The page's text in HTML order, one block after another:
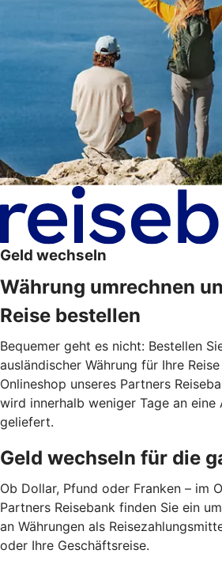
Geld wechseln
Währung umrechnen
Reise bestellen
Bequemer geht es nicht: Bestellen
ausländischer Währung für Ihre
Onlineshop unseres Partners
wird innerhalb weniger Tage an eine
geliefert.
Geld wechseln für die
Ob Dollar, Pfund oder Franken – im
Partners Reisebank finden Sie ein
an Währungen als
oder Ihre Geschäftsreise.